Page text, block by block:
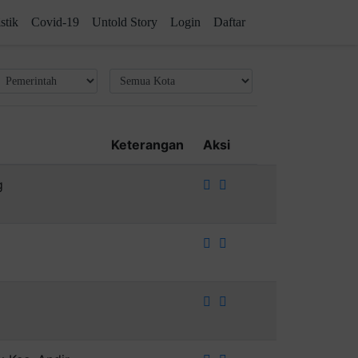
(current)
Covid-19 (current)
Untold Story(current)
Login Daftar
Keterangan Aksi